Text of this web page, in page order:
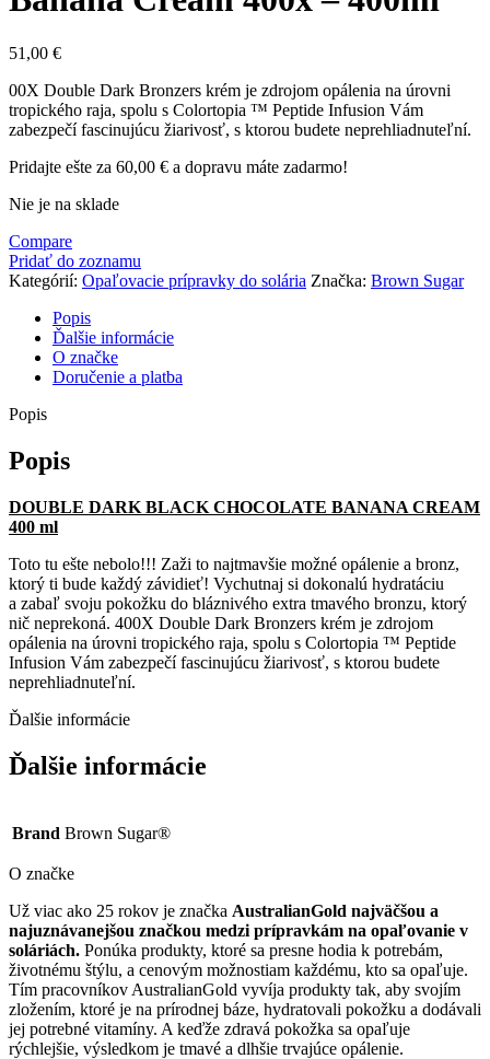
51,00 €
00X Double Dark Bronzers krém je zdrojom opálenia na úrovni
tropického raja, spolu s Colortopia ™ Peptide Infusion Vám
zabezpečí fascinujúcu žiarivosť, s ktorou budete neprehliadnuteľní.
Pridajte ešte za 60,00 € a dopravu máte zadarmo!
Nie je na sklade
Compare
Pridať do zoznamu
Kategórií: Opaľovacie prípravky do solária Značka: Brown Sugar
Popis
Ďalšie informácie
O značke
Doručenie a platba
Popis
Popis
DOUBLE DARK BLACK CHOCOLATE BANANA CREAM
400 ml
Toto tu ešte nebolo!!! Zaži to najtmavšie možné opálenie a bronz,
ktorý ti bude každý závidieť! Vychutnaj si dokonalú hydratáciu
a zabaľ svoju pokožku do bláznivého extra tmavého bronzu, ktorý
nič neprekoná. 400X Double Dark Bronzers krém je zdrojom
opálenia na úrovni tropického raja, spolu s Colortopia ™ Peptide
Infusion Vám zabezpečí fascinujúcu žiarivosť, s ktorou budete
neprehliadnuteľní.
Ďalšie informácie
Ďalšie informácie
Brand Brown Sugar®
O značke
Už viac ako 25 rokov je značka AustralianGold najväčšou a
najuznávanejšou značkou medzi prípravkám na opaľovanie v
soláriách. Ponúka produkty, ktoré sa presne hodia k potrebám,
životnému štýlu, a cenovým možnostiam každému, kto sa opaľuje.
Tím pracovníkov AustralianGold vyvíja produkty tak, aby svojím
zložením, ktoré je na prírodnej báze, hydratovali pokožku a dodávali
jej potrebné vitamíny. A keďže zdravá pokožka sa opaľuje
rýchlejšie, výsledkom je tmavé a dlhšie trvajúce opálenie.